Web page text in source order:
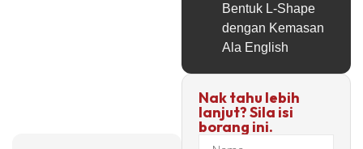
Bentuk L-Shape
dengan Kemasan
Ala English
Nak tahu lebih
lanjut? Sila isi
borang ini.